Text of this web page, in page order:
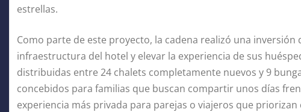
estrellas.
Como parte de este proyecto, la cadena realizó una
infraestructura del hotel y elevar la experiencia de sus
distribuidas entre 24 chalets completamente nuevos y 9
concebidos para familias que buscan compartir unos días
experiencia más privada para parejas o viajeros que priorizan